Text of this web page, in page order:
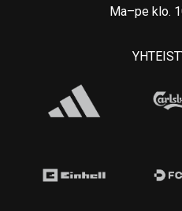
Ma–pe klo.